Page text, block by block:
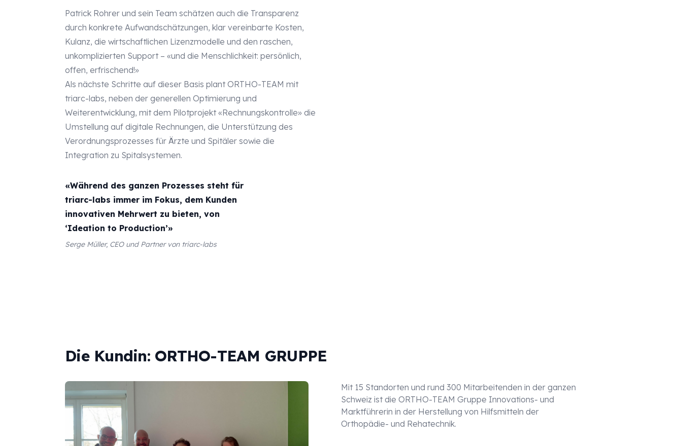
Patrick Rohrer und sein Team schätzen auch die Transparenz
durch konkrete Aufwandschätzungen, klar vereinbarte Kosten,
Kulanz, die wirtschaftlichen Lizenzmodelle und den raschen,
unkomplizierten Support – «und die Menschlichkeit: persönlich,
offen, erfrischend!»
Als nächste Schritte auf dieser Basis plant ORTHO-TEAM mit
triarc-labs, neben der generellen Optimierung und
Weiterentwicklung, mit dem Pilotprojekt «Rechnungskontrolle» die
Umstellung auf digitale Rechnungen, die Unterstützung des
Verordnungsprozesses für Ärzte und Spitäler sowie die
Integration zu Spitalsystemen.
«Während des ganzen Prozesses steht für
triarc-labs immer im Fokus, dem Kunden
innovativen Mehrwert zu bieten, von
‘Ideation to Production’»
Serge Müller, CEO und Partner von triarc-labs
Die Kundin: ORTHO-TEAM GRUPPE
Mit 15 Standorten und rund 300 Mitarbeitenden in der ganzen
Schweiz ist die ORTHO-TEAM Gruppe Innovations- und
Marktführerin in der Herstellung von Hilfsmitteln der
Orthopädie- und Rehatechnik.